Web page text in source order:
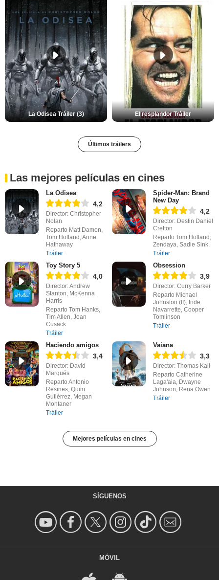
La Odisea Tráiler (3) El resplandor Tráiler
Últimos tráilers
Las mejores películas en cines
La Odisea
4,2
Director: Christopher
Nolan
Reparto Matt Damon,
Tom Holland, Anne
Hathaway
Tráiler
Spider-Man: Brand
New Day
4,2
Director: Destin Daniel
Cretton
Reparto Tom Holland,
Zendaya, Sadie Sink
Tráiler
Toy Story 5
4,0
Director: Andrew
Stanton, McKenna
Harris
Reparto Tom Hanks,
Tim Allen, Joan
Cusack
Tráiler
Obsession
3,9
Director: Curry Barker
Reparto Michael
Johnston (II), Inde
Navarrette, Cooper
Tomlinson
Tráiler
Haciendo amigos
3,4
Director: David
Marqués
Reparto Antonio
Resines, Quim
Gutiérrez, Megan
Montaner
Tráiler
Vaiana
3,3
Director: Thomas Kail
Reparto Catherine
Laga'aia, Dwayne
Johnson, Rena Owen
Tráiler
Mejores películas en cines
SÍGUENOS
MÓVIL